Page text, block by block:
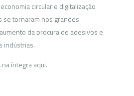
circular e digitalização
se tornaram nos grandes
da procura de adesivos e
indústrias.
na íntegra aqui.